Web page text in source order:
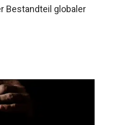
Bestandteil globaler